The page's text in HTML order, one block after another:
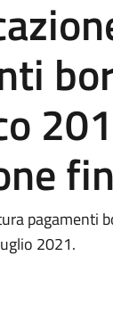
pagamenti
2021.